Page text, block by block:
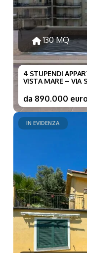
130 MQ
4 STUPENDI
VISTA MARE – VIA
da 890.000 euro
IN EVIDENZA